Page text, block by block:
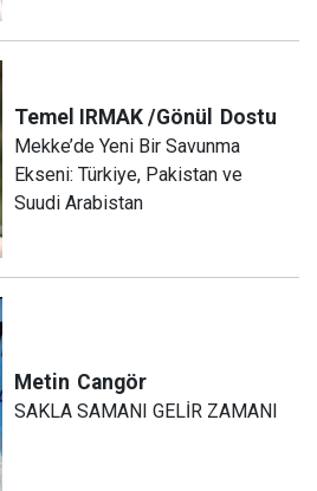
Temel IRMAK /Gönül Dostu
Mekke’de Yeni Bir Savunma
Ekseni: Türkiye, Pakistan ve
Suudi Arabistan
Metin Cangör
SAKLA SAMANI GELİR ZAMANI